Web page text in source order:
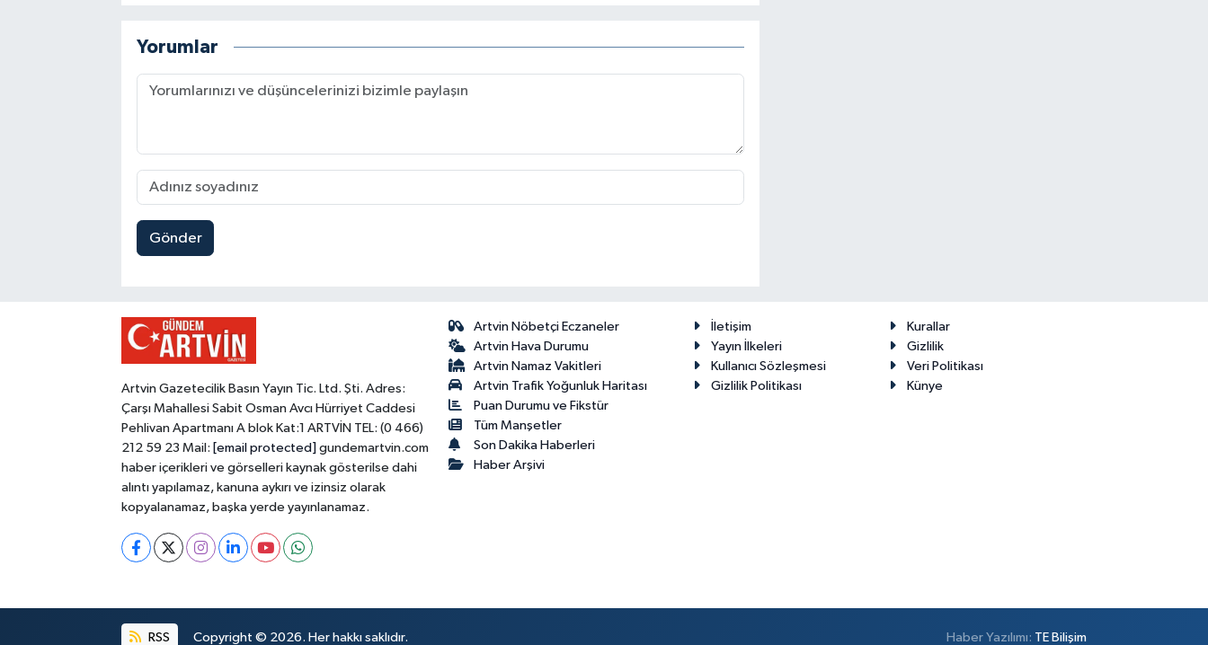
Yorumlar
Gönder
Artvin Gazetecilik Basın Yayın Tic. Ltd. Şti. Adres:
Çarşı Mahallesi Sabit Osman Avcı Hürriyet Caddesi
Pehlivan Apartmanı A blok Kat:1 ARTVİN TEL: (0 466)
212 59 23 Mail: [email protected] gundemartvin.com
haber içerikleri ve görselleri kaynak gösterilse dahi
alıntı yapılamaz, kanuna aykırı ve izinsiz olarak
kopyalanamaz, başka yerde yayınlanamaz.
Artvin Nöbetçi Eczaneler
Artvin Hava Durumu
Artvin Namaz Vakitleri
Artvin Trafik Yoğunluk Haritası
Puan Durumu ve Fikstür
Tüm Manşetler
Son Dakika Haberleri
Haber Arşivi
İletişim
Kurallar
Yayın İlkeleri
Gizlilik
Kullanıcı Sözleşmesi
Veri Politikası
Gizlilik Politikası
Künye
RSS Copyright © 2026. Her hakkı saklıdır. Haber Yazılımı: TE Bilişim